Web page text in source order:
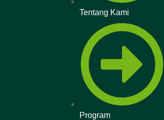
Tentang Kami
Program